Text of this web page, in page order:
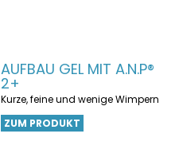
AUFBAU GEL MIT A.N.P®
2+
Kurze, feine und wenige Wimpern
ZUM PRODUKT